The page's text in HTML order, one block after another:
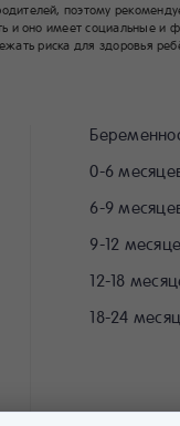
поэтому
оно имеет социальные и
риска для здоровья
0-6
6-9
9-12
12-18
18-24